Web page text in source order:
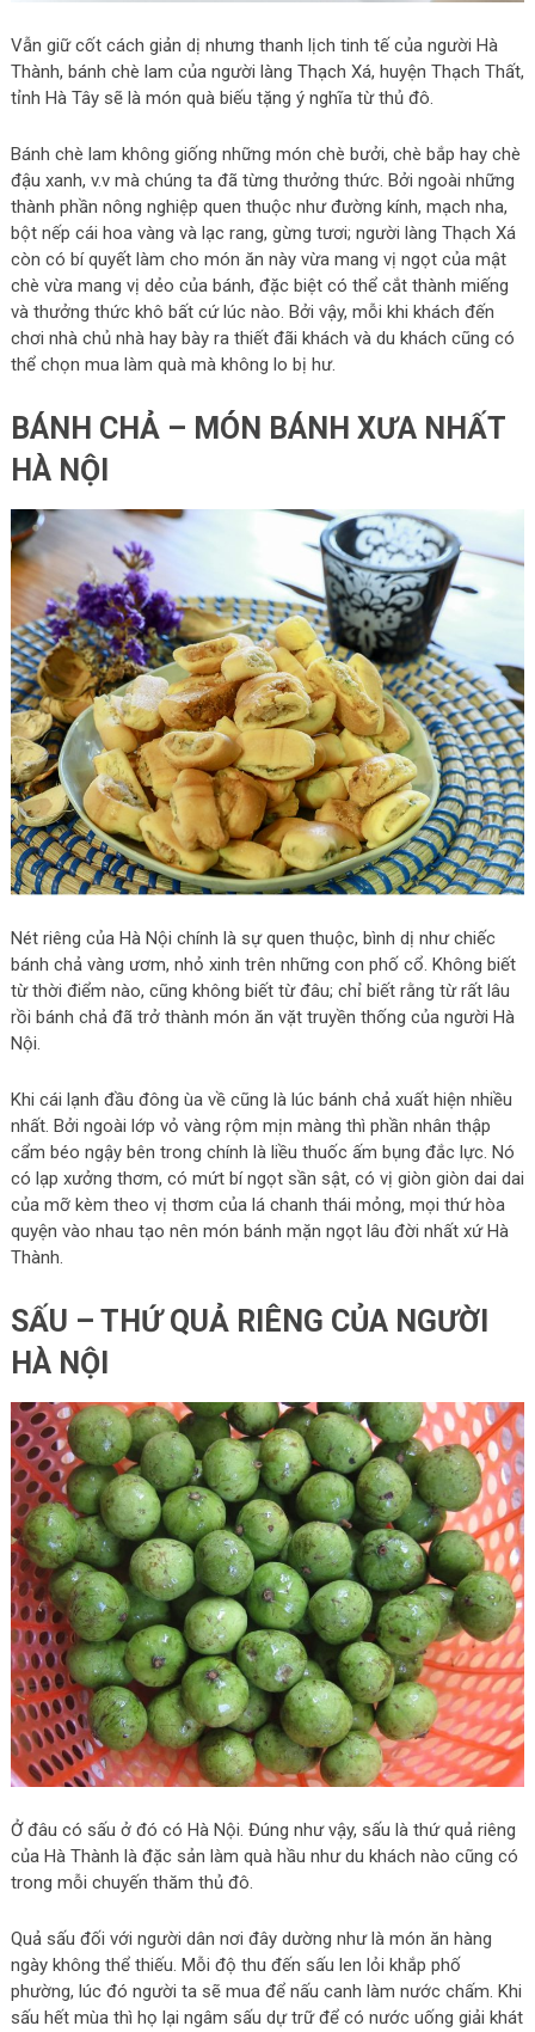
Vẫn giữ cốt cách giản dị nhưng thanh lịch tinh tế của người Hà
Thành, bánh chè lam của người làng Thạch Xá, huyện Thạch Thất,
tỉnh Hà Tây sẽ là món quà biếu tặng ý nghĩa từ thủ đô.
Bánh chè lam không giống những món chè bưởi, chè bắp hay chè
đậu xanh, v.v mà chúng ta đã từng thưởng thức. Bởi ngoài những
thành phần nông nghiệp quen thuộc như đường kính, mạch nha,
bột nếp cái hoa vàng và lạc rang, gừng tươi; người làng Thạch Xá
còn có bí quyết làm cho món ăn này vừa mang vị ngọt của mật
chè vừa mang vị dẻo của bánh, đặc biệt có thể cắt thành miếng
và thưởng thức khô bất cứ lúc nào. Bởi vậy, mỗi khi khách đến
chơi nhà chủ nhà hay bày ra thiết đãi khách và du khách cũng có
thể chọn mua làm quà mà không lo bị hư.
BÁNH CHẢ – MÓN BÁNH XƯA NHẤT
HÀ NỘI
Nét riêng của Hà Nội chính là sự quen thuộc, bình dị như chiếc
bánh chả vàng ươm, nhỏ xinh trên những con phố cổ. Không biết
từ thời điểm nào, cũng không biết từ đâu; chỉ biết rằng từ rất lâu
rồi bánh chả đã trở thành món ăn vặt truyền thống của người Hà
Nội.
Khi cái lạnh đầu đông ùa về cũng là lúc bánh chả xuất hiện nhiều
nhất. Bởi ngoài lớp vỏ vàng rộm mịn màng thì phần nhân thập
cẩm béo ngậy bên trong chính là liều thuốc ấm bụng đắc lực. Nó
có lạp xưởng thơm, có mứt bí ngọt sần sật, có vị giòn giòn dai dai
của mỡ kèm theo vị thơm của lá chanh thái mỏng, mọi thứ hòa
quyện vào nhau tạo nên món bánh mặn ngọt lâu đời nhất xứ Hà
Thành.
SẤU – THỨ QUẢ RIÊNG CỦA NGƯỜI
HÀ NỘI
Ở đâu có sấu ở đó có Hà Nội. Đúng như vậy, sấu là thứ quả riêng
của Hà Thành là đặc sản làm quà hầu như du khách nào cũng có
trong mỗi chuyến thăm thủ đô.
Quả sấu đối với người dân nơi đây dường như là món ăn hàng
ngày không thể thiếu. Mỗi độ thu đến sấu len lỏi khắp phố
phường, lúc đó người ta sẽ mua để nấu canh làm nước chấm. Khi
sấu hết mùa thì họ lại ngâm sấu dự trữ để có nước uống giải khát